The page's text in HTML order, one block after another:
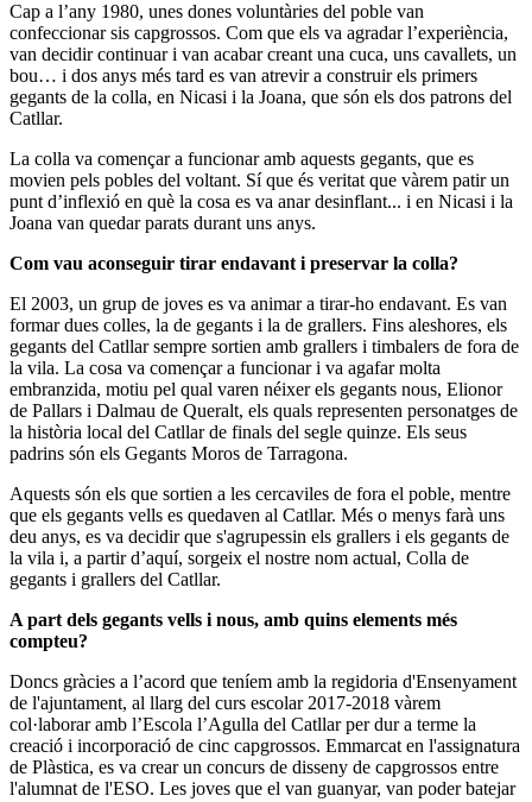
Cap a l’any 1980, unes dones voluntàries del poble van
confeccionar sis capgrossos. Com que els va agradar l’experiència,
van decidir continuar i van acabar creant una cuca, uns cavallets, un
bou… i dos anys més tard es van atrevir a construir els primers
gegants de la colla, en Nicasi i la Joana, que són els dos patrons del
Catllar.
La colla va començar a funcionar amb aquests gegants, que es
movien pels pobles del voltant. Sí que és veritat que vàrem patir un
punt d’inflexió en què la cosa es va anar desinflant... i en Nicasi i la
Joana van quedar parats durant uns anys.
Com vau aconseguir tirar endavant i preservar la colla?
El 2003, un grup de joves es va animar a tirar-ho endavant. Es van
formar dues colles, la de gegants i la de grallers. Fins aleshores, els
gegants del Catllar sempre sortien amb grallers i timbalers de fora de
la vila. La cosa va començar a funcionar i va agafar molta
embranzida, motiu pel qual varen néixer els gegants nous, Elionor
de Pallars i Dalmau de Queralt, els quals representen personatges de
la història local del Catllar de finals del segle quinze. Els seus
padrins són els Gegants Moros de Tarragona.
Aquests són els que sortien a les cercaviles de fora el poble, mentre
que els gegants vells es quedaven al Catllar. Més o menys farà uns
deu anys, es va decidir que s'agrupessin els grallers i els gegants de
la vila i, a partir d’aquí, sorgeix el nostre nom actual, Colla de
gegants i grallers del Catllar.
A part dels gegants vells i nous, amb quins elements més
compteu?
Doncs gràcies a l’acord que teníem amb la regidoria d'Ensenyament
de l'ajuntament, al llarg del curs escolar 2017-2018 vàrem
col·laborar amb l’Escola l’Agulla del Catllar per dur a terme la
creació i incorporació de cinc capgrossos. Emmarcat en l'assignatura
de Plàstica, es va crear un concurs de disseny de capgrossos entre
l'alumnat de l'ESO. Les joves que el van guanyar, van poder batejar